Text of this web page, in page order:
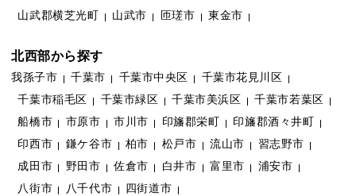
山武郡横芝光町
山武市 匝瑳市 東金市
北西部から探す
我孫子市 千葉市 千葉市中央区
千葉市花見川区
千葉市稲毛区
千葉市緑区 千葉市美浜区
千葉市若葉区
船橋市
市原市 市川市 印旛郡栄町
印旛郡酒々井町
印西市
鎌ケ谷市 柏市 松戸市 流山市
習志野市
成田市
野田市 佐倉市 白井市 富里市
浦安市
八街市
八千代市 四街道市